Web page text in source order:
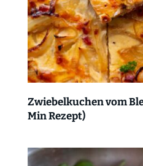
Zwiebelkuchen vom
Min Rezept)